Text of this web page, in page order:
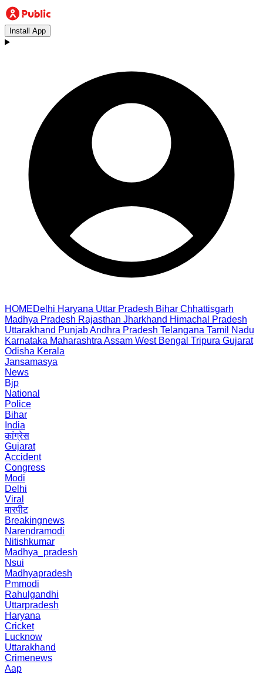
Install App
HOMEDelhi Haryana Uttar Pradesh Bihar Chhattisgarh
Madhya Pradesh Rajasthan Jharkhand Himachal Pradesh
Uttarakhand PunjabAndhra Pradesh Telangana Tamil Nadu
Karnataka Maharashtra Assam West Bengal Tripura Gujarat
Odisha Kerala
Jansamasya
News
Bjp
National
Police
Bihar
India
कांग्रेस
Gujarat
Accident
Congress
Modi
Delhi
Viral
मारपीट
Breakingnews
Narendramodi
Nitishkumar
Madhya_pradesh
Nsui
Madhyapradesh
Pmmodi
Rahulgandhi
Uttarpradesh
Haryana
Cricket
Lucknow
Uttarakhand
Crimenews
Aap